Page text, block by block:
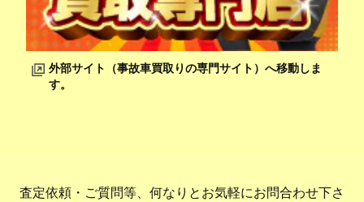
外部サイト（事故車買取りの専門サイト）へ移動しま
す。
査定依頼・ご質問等、何なりとお気軽にお問合わせ下さ